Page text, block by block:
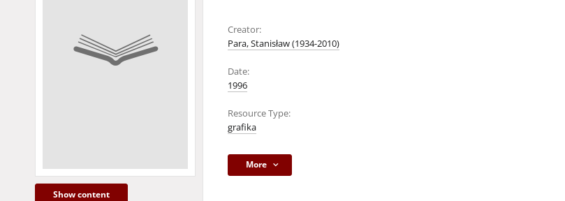
Show content
Creator:
Para, Stanisław (1934-2010)
Date:
1996
Resource Type:
grafika
More